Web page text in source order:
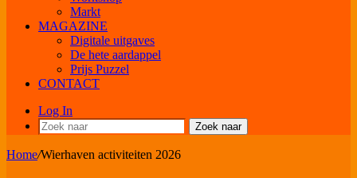
Markt
MAGAZINE
Digitale uitgaves
De hete aardappel
Prijs Puzzel
CONTACT
Log In
Zoek naar
Home/Wierhaven activiteiten 2026